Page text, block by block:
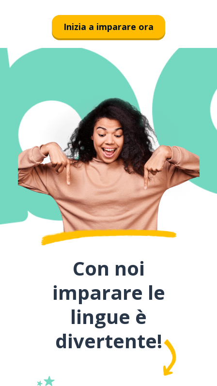
Inizia a imparare ora
Con noi
imparare le
lingue è
divertente!